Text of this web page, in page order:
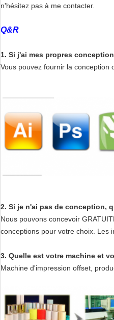
n'hésitez pas à me contacter.
Q&R
1. Si j'ai mes propres
Vous pouvez fournir la conception
2. Si je n'ai pas de conception,
Nous pouvons concevoir
conceptions pour votre choix. Les
3. Quelle est votre machine et
Machine d'impression offset,